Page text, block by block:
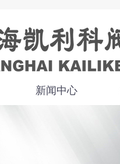
新闻中心